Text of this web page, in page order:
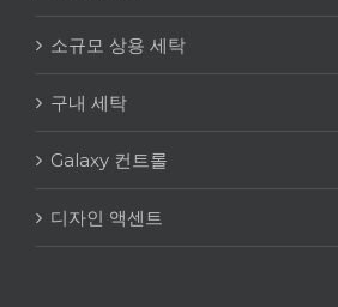
소규모 상용 세탁
구내 세탁
Galaxy 컨트롤
디자인 액센트